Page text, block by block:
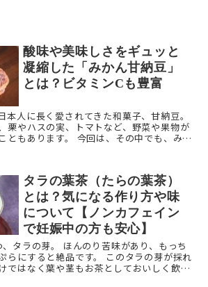
酸味や美味しさをギュッと
凝縮した「みかん甘納豆」
とは？ビタミンCも豊富
本人に長く愛されてきた和菓子、甘納豆。
栗やハスの実、トマトなど、野菜や果物が
ともあります。 今回は、その中でも、みか
タラの葉茶（たらの葉茶）
とは？気になる作り方や味
について【ノンカフェイン
で妊娠中の方も安心】
タラの芽。 ほんのり苦味があり、もっち
らにすると絶品です。 このタラの芽が採れ
ではなく葉や茎もお茶としておいしく飲む